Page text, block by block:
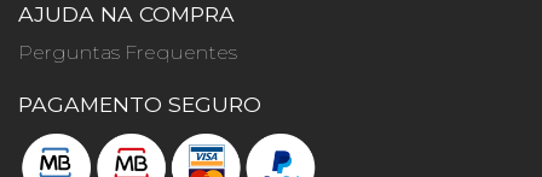
AJUDA NA COMPRA
Perguntas Frequentes
PAGAMENTO SEGURO